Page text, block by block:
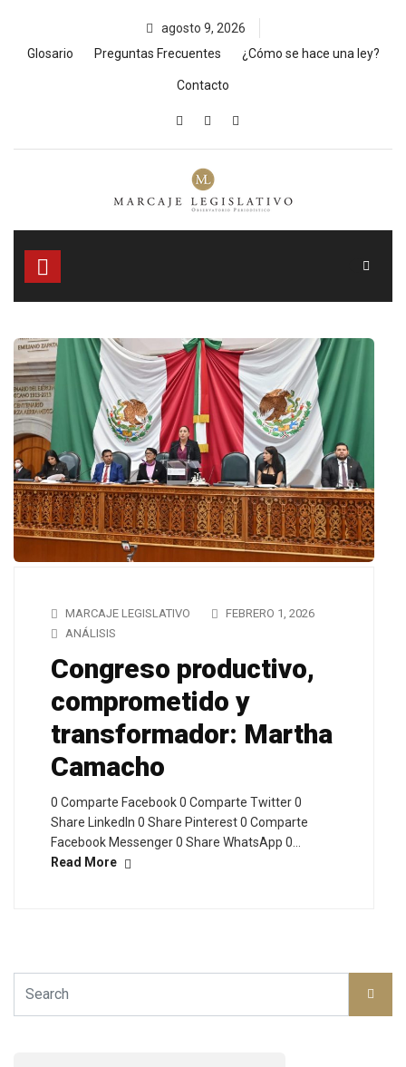
content
agosto 9, 2026
Glosario
Preguntas Frecuentes ¿Cómo se hace una ley?
Contacto
MARCAJE LEGISLATIVO
FEBRERO 1, 2026
ANÁLISIS
Congreso productivo,
comprometido y
transformador: Martha
Camacho
0 Comparte Facebook 0 Comparte Twitter 0
Share LinkedIn 0 Share Pinterest 0 Comparte
Facebook Messenger 0 Share WhatsApp 0…
Read More